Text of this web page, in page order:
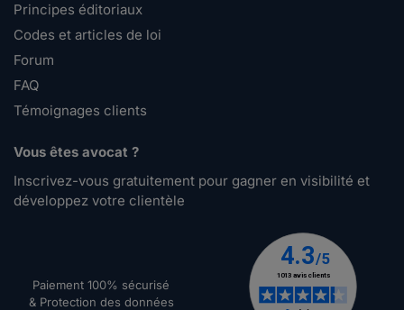
Principes éditoriaux
Codes et articles de loi
Forum
FAQ
Témoignages clients
Vous êtes avocat ?
Inscrivez-vous gratuitement pour gagner en visibilité et
développez votre clientèle
Paiement 100% sécurisé
& Protection des données